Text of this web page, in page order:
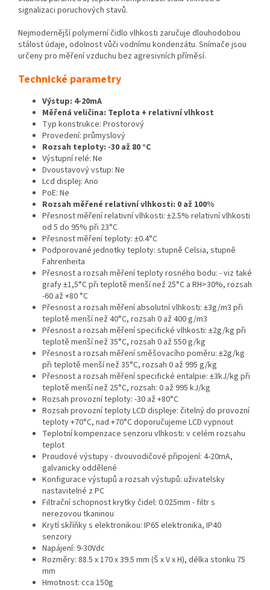
signalizaci poruchových stavů.
Nejmodernější polymerní čidlo vlhkosti zaručuje dlouhodobou
stálost údaje, odolnost vůči vodnímu kondenzátu. Snímače jsou
určeny pro měření vzduchu bez agresivních příměsí.
Technické parametry
Výstup: 4-20mA
Měřená veličina: Teplota + relativní vlhkost
Typ konstrukce: Prostorový
Provedení: průmyslový
Rozsah teploty: -30 až 80 °C
Výstupní relé: Ne
Dvoustavový vstup: Ne
Lcd displej: Ano
PoE: Ne
Rozsah měřené relativní vlhkosti: 0 až 100%
Přesnost měření relativní vlhkosti: ±2.5% relativní vlhkosti
od 5 do 95% při 23°C
Přesnost měření teploty: ±0.4°C
Podporované jednotky teploty: stupně Celsia, stupně
Fahrenheita
Přesnost a rozsah měření teploty rosného bodu: - viz také
grafy ±1,5°C při teplotě menší než 25°C a RH>30%, rozsah
-60 až +80 °C
Přesnost a rozsah měření absolutní vlhkosti: ±3g/m3 při
teplotě menší než 40°C, rozsah 0 až 400 g/m3
Přesnost a rozsah měření specifické vlhkosti: ±2g/kg při
teplotě menší než 35°C, rozsah 0 až 550 g/kg
Přesnost a rozsah měření směšovacího poměru: ±2g/kg
při teplotě menší než 35°C, rozsah 0 až 995 g/kg
Přesnost a rozsah měření specifické entalpie: ±3kJ/kg při
teplotě menší než 25°C, rozsah: 0 až 995 kJ/kg
Rozsah provozní teploty: -30 až +80°C
Rozsah provozní teploty LCD displeje: čitelný do provozní
teploty +70°C, nad +70°C doporučujeme LCD vypnout
Teplotní kompenzace senzoru vlhkosti: v celém rozsahu
teplot
Proudové výstupy - dvouvodičové připojení: 4-20mA,
galvanicky oddělené
Konfigurace výstupů a rozsah výstupů: uživatelsky
nastavitelné z PC
Filtrační schopnost krytky čidel: 0.025mm - filtr s
nerezovou tkaninou
Krytí skříňky s elektronikou: IP65 elektronika, IP40
senzory
Napájení: 9-30Vdc
Rozměry: 88.5 x 170 x 39.5 mm (Š x V x H), délka stonku 75
mm
Hmotnost: cca 150g